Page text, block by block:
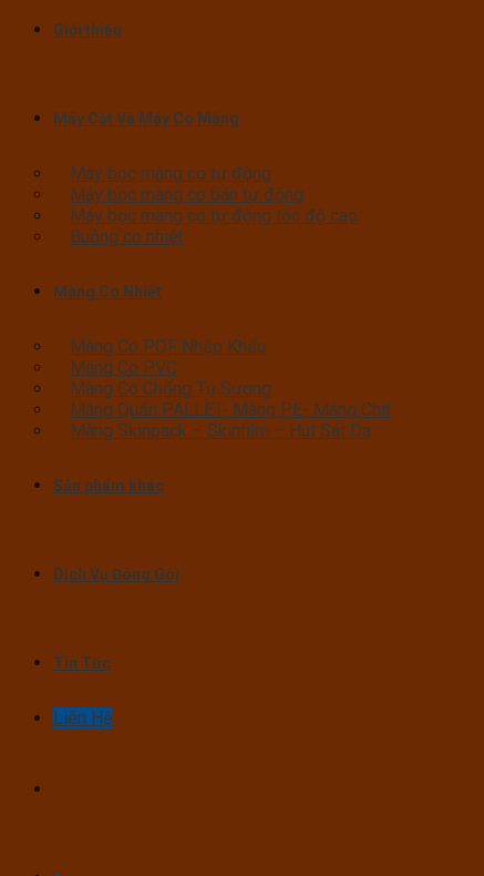
Giới thiệu
Máy Cắt Và Máy Co Màng
Máy bọc màng co tự động
Máy bọc màng co bán tự động
Máy bọc màng co tự động tốc độ cao
Buồng co nhiệt
Màng Co Nhiệt
Màng Co POF Nhập Khẩu
Màng Co PVC
Màng Co Chống Tụ Sương
Màng Quấn PALLET- Màng PE- Màng Chit
Màng Skinpack – Skinfilm – Hút Sát Da
Sản phẩm khác
Dịch Vụ Đóng Gói
Tin Tức
Liên Hệ